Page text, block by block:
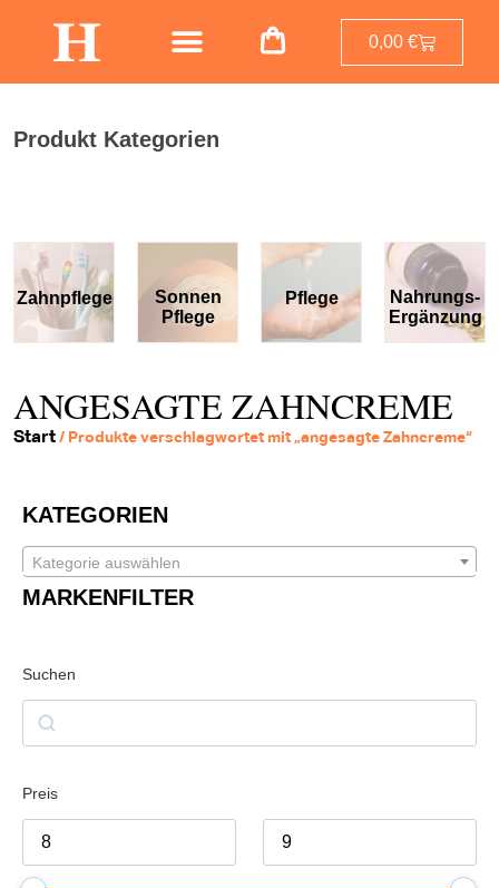
0,00€
Produkt Kategorien
Sonnen
Pflege
Pflege
Nahrungs-
Ergänzung
ANGESAGTE ZAHNCREME
Start/ Produkte verschlagwortet mit „angesagte Zahncreme“
KATEGORIEN
Kategorie auswählen
MARKENFILTER
Suchen
Preis